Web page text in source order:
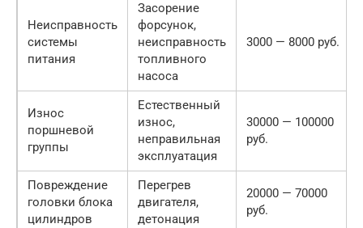
Неисправность
системы
питания
Засорение
форсунок,
неисправность
топливного
насоса
3000 — 8000 руб.
Износ
поршневой
группы
Естественный
износ,
неправильная
эксплуатация
30000 — 100000
руб.
Повреждение
головки блока
цилиндров
Перегрев
двигателя,
детонация
20000 — 70000
руб.